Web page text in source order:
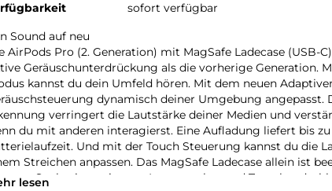
sofort verfügbar
Sound auf neu
AirPods Pro (2. Generation) mit MagSafe Ladecase (USB-
Geräusch­unterdrückung als die vorherige Generation.
kannst du dein Umfeld hören. Mit dem neuen
dynamisch deiner Umge­bung angepasst.
verringert die Lautstärke deiner Medien und
du mit anderen interagierst. Eine Aufladung liefert bis
Und mit der Touch Steuerung kannst du die
Streichen anpassen. Das MagSafe Ladecase allein ist
Suche, integriertem Laut­sprecher und
lesen